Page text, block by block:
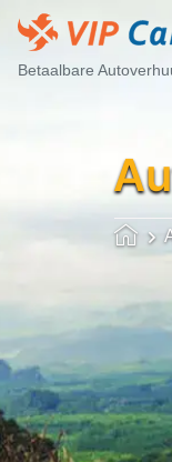
Betaalbare